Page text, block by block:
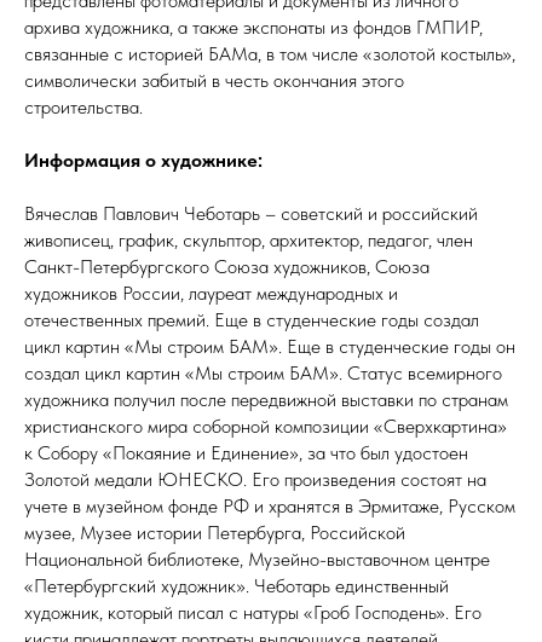
архива художника, а также экспонаты из фондов ГМПИР,
связанные с историей БАМа, в том числе «золотой костыль»,
символически забитый в честь окончания этого
строительства.
Информация о художнике:
Вячеслав Павлович Чеботарь – советский и российский
живописец, график, скульптор, архитектор, педагог, член
Санкт-Петербургского Союза художников, Союза
художников России, лауреат международных и
отечественных премий. Еще в студенческие годы создал
цикл картин «Мы строим БАМ». Еще в студенческие годы он
создал цикл картин «Мы строим БАМ». Статус всемирного
художника получил после передвижной выставки по странам
христианского мира соборной композиции «Сверхкартина»
к Собору «Покаяние и Единение», за что был удостоен
Золотой медали ЮНЕСКО. Его произведения состоят на
учете в музейном фонде РФ и хранятся в Эрмитаже, Русском
музее, Музее истории Петербурга, Российской
Национальной библиотеке, Музейно-выставочном центре
«Петербургский художник». Чеботарь единственный
художник, который писал с натуры «Гроб Господень». Его